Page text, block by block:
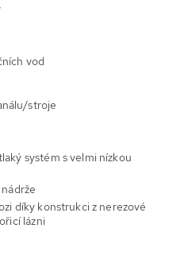
vod
stroje
systém s velmi nízkou
díky konstrukci z nerezové
lázni